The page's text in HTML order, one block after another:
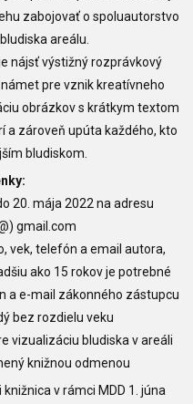
zabojovať o spoluautorstvo
areálu.
nájsť výstižný rozprávkový
pre vznik kreatívneho
obrázkov s krátkym textom
a zároveň upúta každého, kto
bludiskom.
20. mája 2022 na adresu
gmail.com
vek, telefón a email autora,
ako 15 rokov je potrebné
a e-mail zákonného zástupcu
bez rozdielu veku
vizualizáciu bludiska v areáli
knižnou odmenou
v rámci MDD 1. júna